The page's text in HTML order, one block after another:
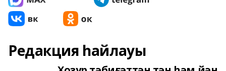
Редакция һайлауы